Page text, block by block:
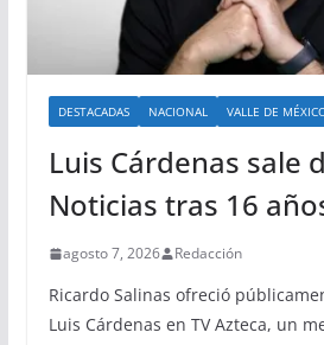
DESTACADAS NACIONAL VALLE DE
Luis Cárdenas sale
Noticias tras 16
agosto 7, 2026 Redacción
Ricardo Salinas ofreció
Luis Cárdenas en TV Azteca, un